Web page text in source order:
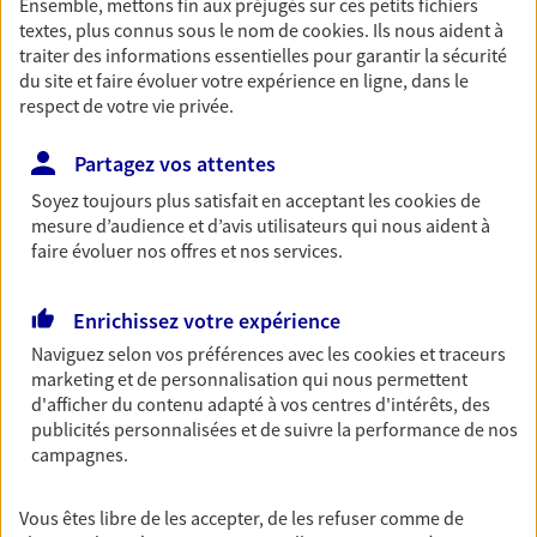
Découvrir les offres Épargne
Retraite
Préparez sereinement ce nouveau chapitre de
votre vie avec les conseils d'un expert. Découvrez
notre solution PER (Plan Epargne Retraite)
spécialement conçue pour la retraite.
Prévoyance
Pour un avenir serein, assurez-vous avec notre
contrat prévoyance. Préservez vos proches en cas
d'accident ou de maladie en optant pour les
garanties incapacité temporaire totale de travail,
Découvrir l'offre Prévoyance
textes, plus connus sous le nom decookies. Ils nous aident à
traiter des informations essentielles pour garantir la sécurité
du site et faire évoluer votre expérience en ligne, dans le
respect de votre vie privée.
Partagez vos attentes
Soyez toujours plus satisfait en acceptant lescookiesde
mesure d’audience et d’avis utilisateurs qui nous aident à
faire évoluer nos offres et nos services.
Enrichissez votre expérience
Naviguez selon vos préférences avec lescookies et traceurs
marketing et de personnalisation qui nous permettent
d'afficher du contenu adapté à vos centres d'intérêts, des
publicités personnalisées et de suivre la performance de nos
campagnes.
Vous êtes libre de les accepter, de les refuser comme de